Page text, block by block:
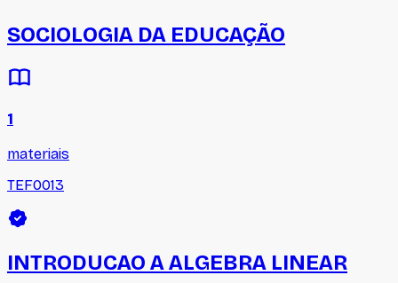
SOCIOLOGIA DA EDUCAÇÃO
1
materiais
TEF0013
INTRODUCAO A ALGEBRA LINEAR